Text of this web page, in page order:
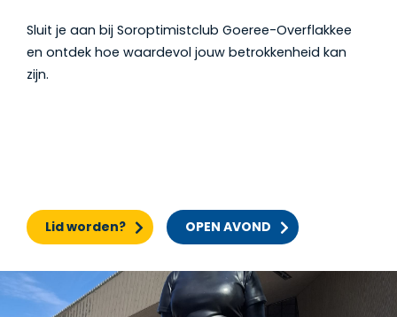
Sluit je aan bij Soroptimistclub Goeree-Overflakkee
en ontdek hoe waardevol jouw betrokkenheid kan
zijn.
Lid worden? OPEN AVOND